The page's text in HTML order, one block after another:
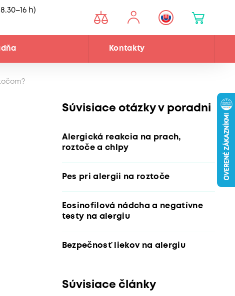
h)
Kontakty
Súvisiace otázky v poradni
Alergická reakcia na prach,
roztoče a chlpy
Pes pri alergii na roztoče
Eosinofilová nádcha a negatívne
testy na alergiu
Bezpečnosť liekov na alergiu
Súvisiace články